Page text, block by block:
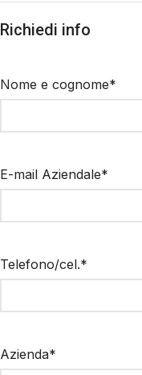
Richiedi info
Nome e cognome*
E-mail Aziendale*
Telefono/cel.*
Azienda*